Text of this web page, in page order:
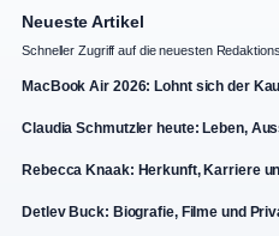
Neueste Artikel
Schneller Zugriff auf die neuesten
MacBook Air 2026: Lohnt sich der
Claudia Schmutzler heute: Leben,
Rebecca Knaak: Herkunft, Karriere
Detlev Buck: Biografie, Filme und